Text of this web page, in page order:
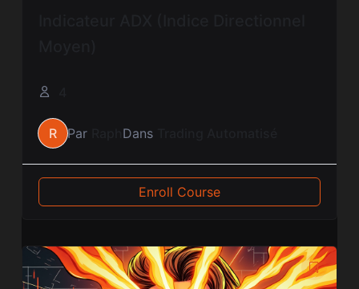
R Par Dans
Enroll Course